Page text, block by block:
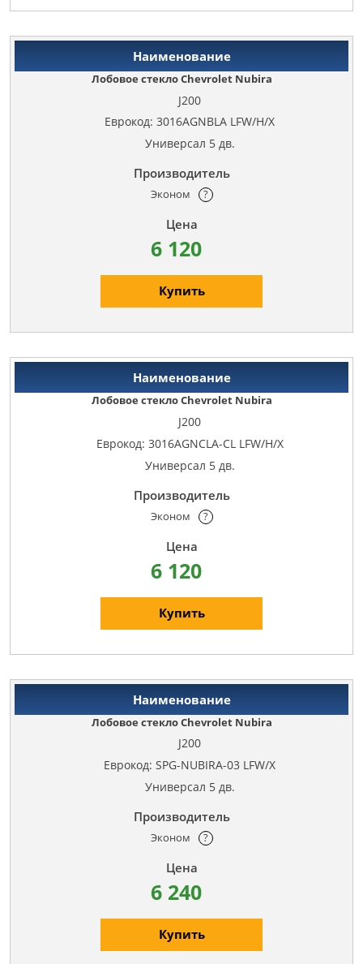
Лобовое стекло Chevrolet Nubira
J200
Еврокод: 3016AGNBLA LFW/H/X
Универсал 5 дв.
Эконом ?
6 120
Купить
Лобовое стекло Chevrolet Nubira
J200
Еврокод: 3016AGNCLA-CL LFW/H/X
Универсал 5 дв.
Эконом ?
6 120
Купить
Лобовое стекло Chevrolet Nubira
J200
Еврокод: SPG-NUBIRA-03 LFW/X
Универсал 5 дв.
Эконом ?
6 240
Купить